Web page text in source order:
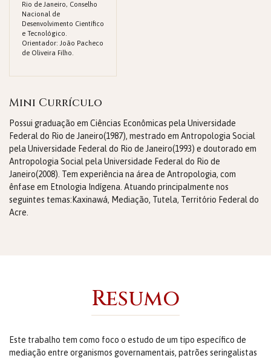
Rio de Janeiro, Conselho
Nacional de
Desenvolvimento Científico
e Tecnológico.
Orientador: João Pacheco
de Oliveira Filho.
Mini Currículo
Possui graduação em Ciências Econômicas pela Universidade
Federal do Rio de Janeiro(1987), mestrado em Antropologia Social
pela Universidade Federal do Rio de Janeiro(1993) e doutorado em
Antropologia Social pela Universidade Federal do Rio de
Janeiro(2008). Tem experiência na área de Antropologia, com
ênfase em Etnologia Indígena. Atuando principalmente nos
seguintes temas:Kaxinawá, Mediação, Tutela, Território Federal do
Acre.
Resumo
Este trabalho tem como foco o estudo de um tipo específico de
mediação entre organismos governamentais, patrões seringalistas